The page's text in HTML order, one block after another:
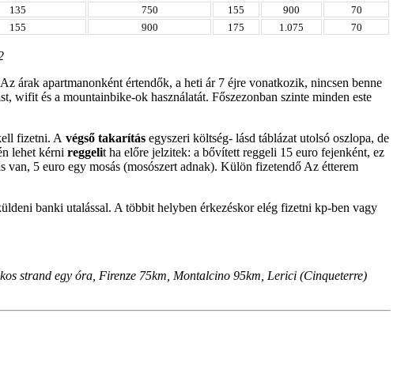
135 750 155 900
70
155 900 175 1.075 70
árak apartmanonként értendők, a heti ár 7 éjre vonatkozik, nincsen benne
wifit és a mountainbike-ok használatát. Főszezonban szinte minden este
fizetni. A végső takarítás egyszeri költség- lásd táblázat utolsó oszlopa, de
lehet kérni reggelit ha előre jelzitek: a bővített reggeli 15 euro fejenként, ez
van, 5 euro egy mosás (mosószert adnak). Külön fizetendő Az étterem
banki utalással. A többit helyben érkezéskor elég fizetni kp-ben vagy
strand egy óra, Firenze 75km, Montalcino 95km, Lerici (Cinqueterre)